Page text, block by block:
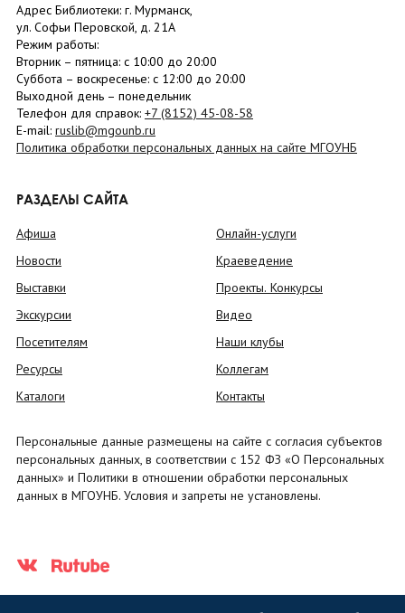
Адрес Библиотеки: г. Мурманск,
ул. Софьи Перовской, д. 21А
Режим работы:
Вторник – пятница: с 10:00 до 20:00
Суббота – воскресенье: c 12:00 до 20:00
Выходной день – понедельник
Телефон для справок: +7 (8152) 45-08-58
E-mail: ruslib@mgounb.ru
Политика обработки персональных данных на сайте МГОУНБ
РАЗДЕЛЫ САЙТА
Афиша
Новости
Выставки
Экскурсии
Посетителям
Ресурсы
Каталоги
Онлайн-услуги
Краеведение
Проекты. Конкурсы
Видео
Наши клубы
Коллегам
Контакты
Персональные данные размещены на сайте с согласия субъектов
персональных данных, в соответствии с 152 ФЗ «О Персональных
данных» и Политики в отношении обработки персональных
данных в МГОУНБ. Условия и запреты не установлены.